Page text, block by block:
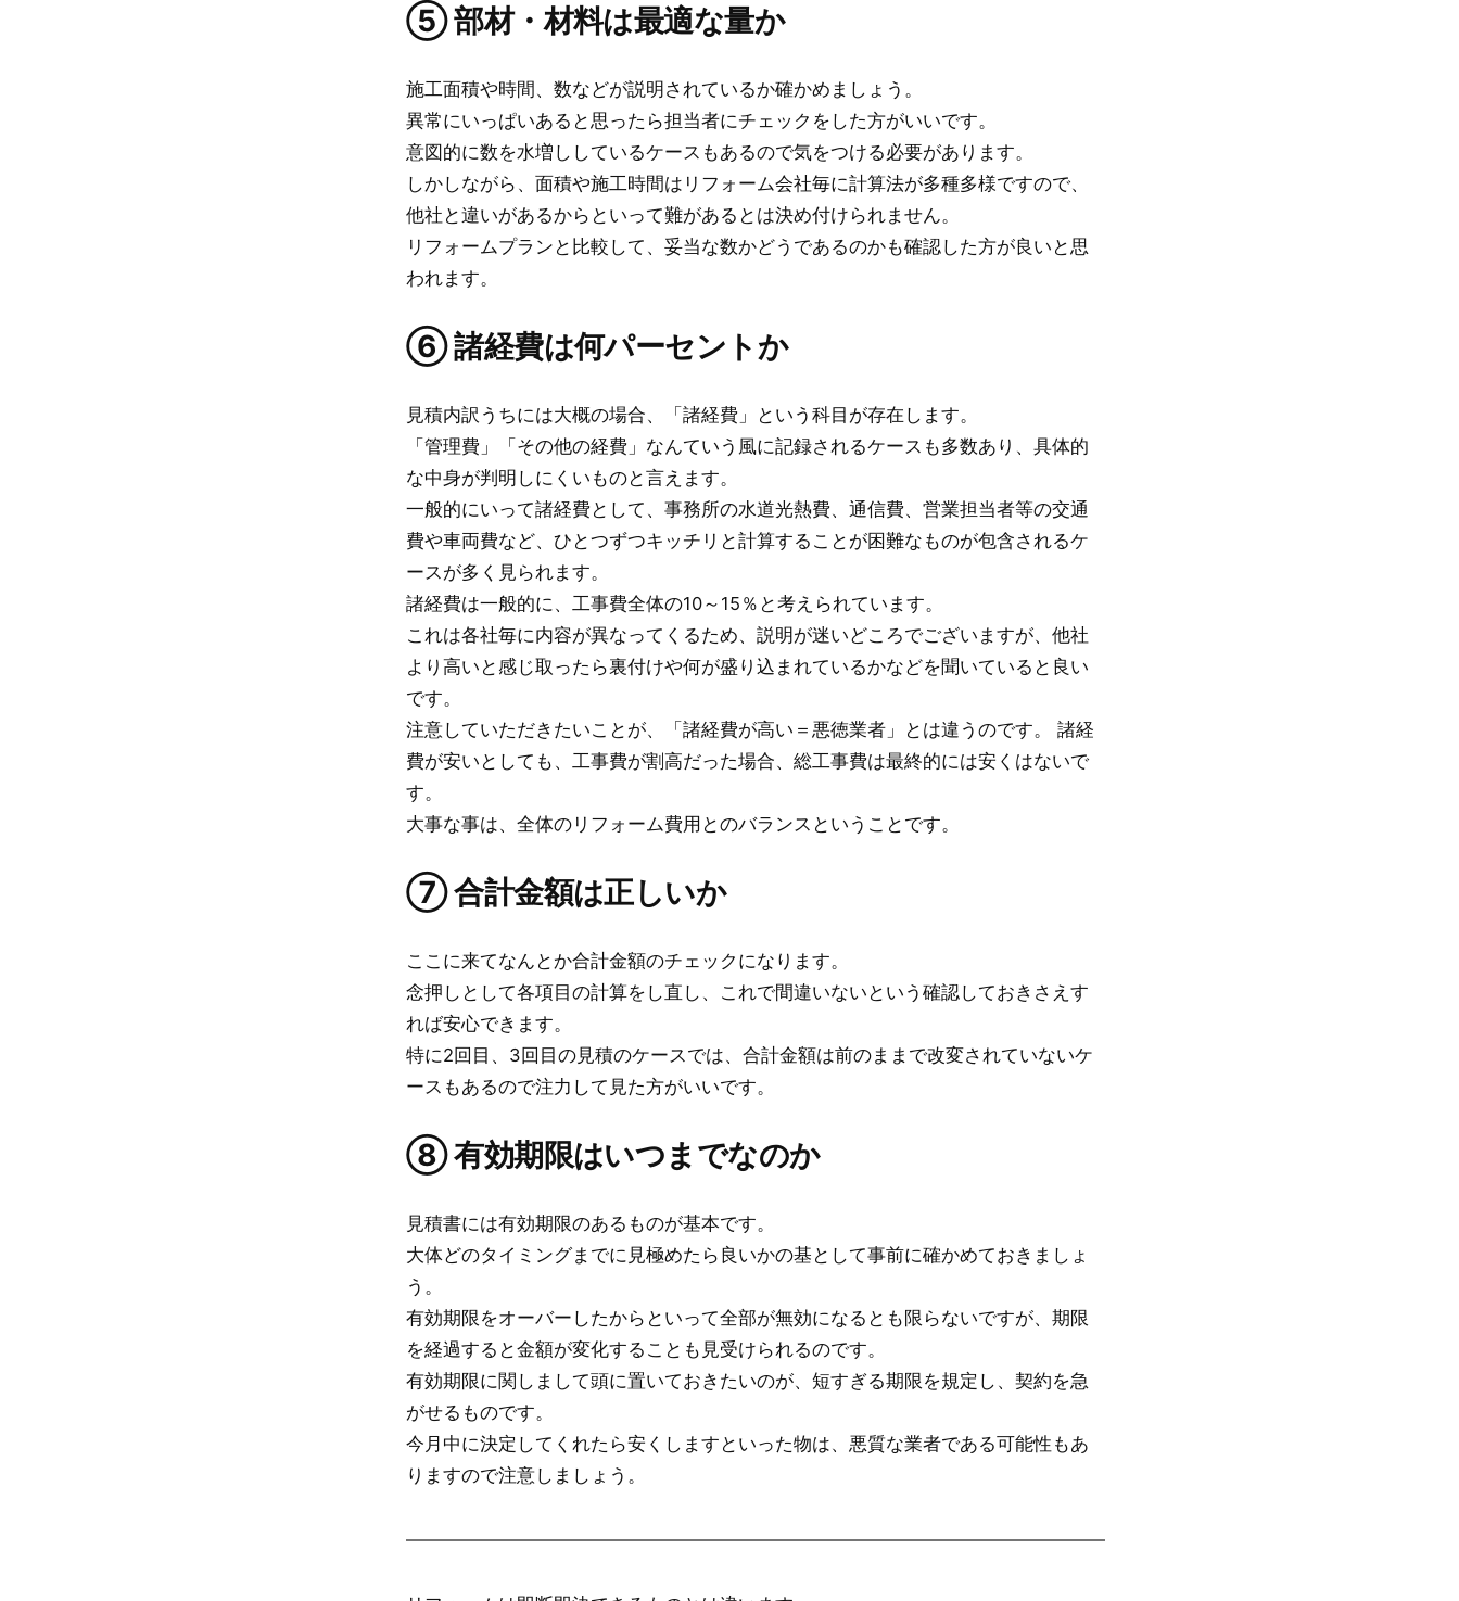
⑤ 部材・材料は最適な量か
施工面積や時間、数などが説明されているか確かめましょう。
異常にいっぱいあると思ったら担当者にチェックをした方がいいです。
意図的に数を水増ししているケースもあるので気をつける必要があります。
しかしながら、面積や施工時間はリフォーム会社毎に計算法が多種多様ですので、
他社と違いがあるからといって難があるとは決め付けられません。
リフォームプランと比較して、妥当な数かどうであるのかも確認した方が良いと思
われます。
⑥ 諸経費は何パーセントか
見積内訳うちには大概の場合、「諸経費」という科目が存在します。
「管理費」「その他の経費」なんていう風に記録されるケースも多数あり、具体的
な中身が判明しにくいものと言えます。
一般的にいって諸経費として、事務所の水道光熱費、通信費、営業担当者等の交通
費や車両費など、ひとつずつキッチリと計算することが困難なものが包含されるケ
ースが多く見られます。
諸経費は一般的に、工事費全体の10～15％と考えられています。
これは各社毎に内容が異なってくるため、説明が迷いどころでございますが、他社
より高いと感じ取ったら裏付けや何が盛り込まれているかなどを聞いていると良い
です。
注意していただきたいことが、「諸経費が高い＝悪徳業者」とは違うのです。 諸経
費が安いとしても、工事費が割高だった場合、総工事費は最終的には安くはないで
す。
大事な事は、全体のリフォーム費用とのバランスということです。
⑦ 合計金額は正しいか
ここに来てなんとか合計金額のチェックになります。
念押しとして各項目の計算をし直し、これで間違いないという確認しておきさえす
れば安心できます。
特に2回目、3回目の見積のケースでは、合計金額は前のままで改変されていないケ
ースもあるので注力して見た方がいいです。
⑧ 有効期限はいつまでなのか
見積書には有効期限のあるものが基本です。
大体どのタイミングまでに見極めたら良いかの基として事前に確かめておきましょ
う。
有効期限をオーバーしたからといって全部が無効になるとも限らないですが、期限
を経過すると金額が変化することも見受けられるのです。
有効期限に関しまして頭に置いておきたいのが、短すぎる期限を規定し、契約を急
がせるものです。
今月中に決定してくれたら安くしますといった物は、悪質な業者である可能性もあ
りますので注意しましょう。